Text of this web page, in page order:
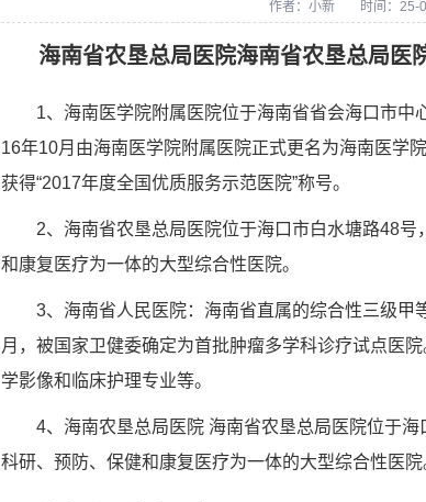
作者：小新 时间：25-
海南省农垦总局医院海南省农垦总局医
1、海南医学院附属医院位于海南省省会海口市
16年10月由海南医学院附属医院正式更名为海南医学
获得“2017年度全国优质服务示范医院”称号。
2、海南省农垦总局医院位于海口市白水塘路48
和康复医疗为一体的大型综合性医院。
3、海南省人民医院：海南省直属的综合性三级
月，被国家卫健委确定为首批肿瘤多学科诊疗试点医
学影像和临床护理专业等。
4、海南农垦总局医院 海南省农垦总局医院位于
科研、预防、保健和康复医疗为一体的大型综合性医院